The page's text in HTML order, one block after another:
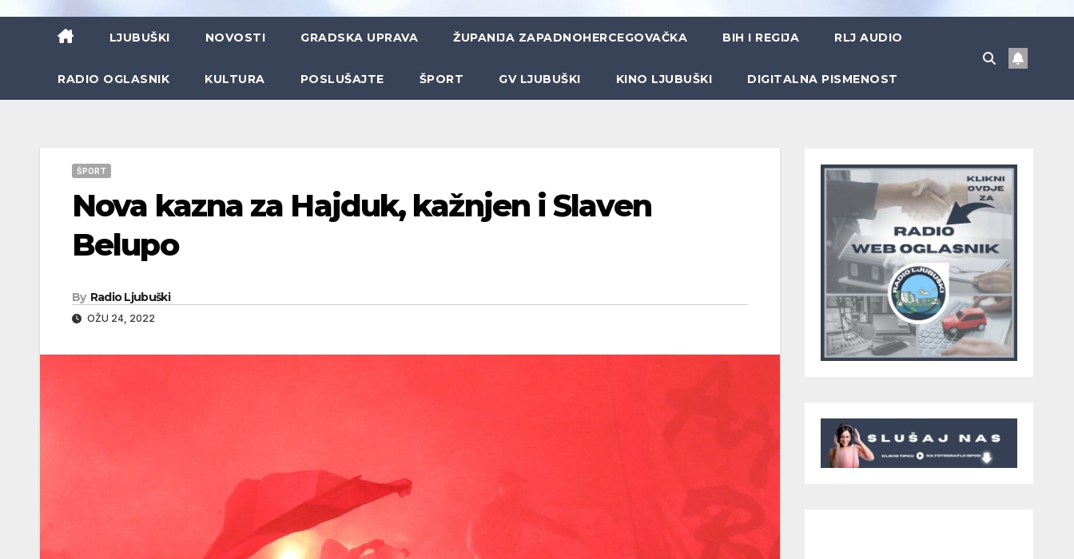
LJUBUŠKI NOVOSTI GRADSKA UPRAVA ŽUPANIJA ZAPADNOHERCEGOVAČKA BIH I REGIJA RLJ AUDIO
RADIO OGLASNIK KULTURA POSLUŠAJTE ŠPORT GV LJUBUŠKI KINO LJUBUŠKI DIGITALNA PISMENOST
ŠPORT
Nova kazna za Hajduk, kažnjen i Slaven
Belupo
By Radio Ljubuški
OŽU 24, 2022